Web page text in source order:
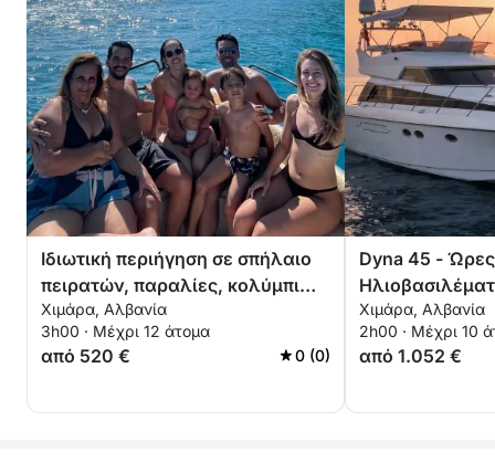
Ιδιωτική περιήγηση σε σπήλαιο
πειρατών, παραλίες, κολύμπι
και κολύμβηση με
αναπνευστήρα – Αποκλειστική
περιήγηση 3 ωρών
Χιμάρα, Αλβανία
3h00 · Μέχρι 12 άτομα
από 520 € 0 (0)
Dyna 45 - Ώρες
Χιμάρα, Αλβανία
2h00 · Μέχρι 10
από 1.052 €